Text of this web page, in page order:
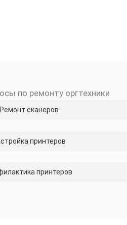
по ремонту оргтехники
Ремонт сканеров
принтеров
принтеров